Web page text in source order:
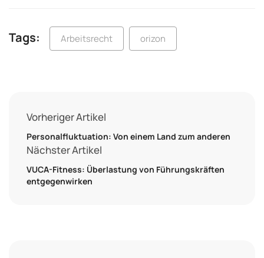
Tags: Arbeitsrecht orizon
Vorheriger Artikel
Personalfluktuation: Von einem Land zum anderen
Nächster Artikel
VUCA-Fitness: Überlastung von Führungskräften
entgegenwirken